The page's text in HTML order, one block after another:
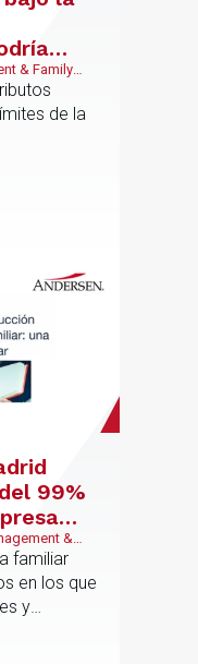
& Family
de la
99%
que &
familiar
en los que
y